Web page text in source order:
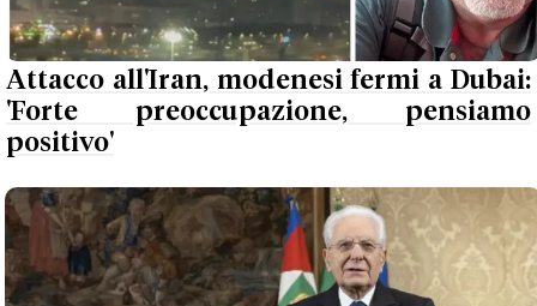
Attacco all'Iran, modenesi fermi a Dubai:
'Forte preoccupazione, pensiamo
positivo'